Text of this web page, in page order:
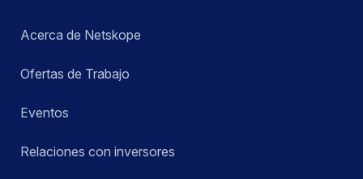
Acerca de Netskope
Ofertas de Trabajo
Eventos
Relaciones con inversores